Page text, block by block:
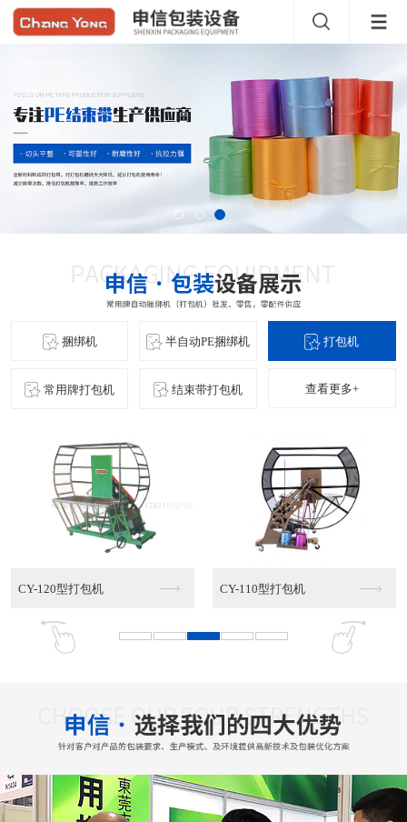
捆绑机 半自动PE捆绑机 打包机
常用牌打包机 结束带打包机 查看更多+
CY-120型打包机 CY-110型打包机